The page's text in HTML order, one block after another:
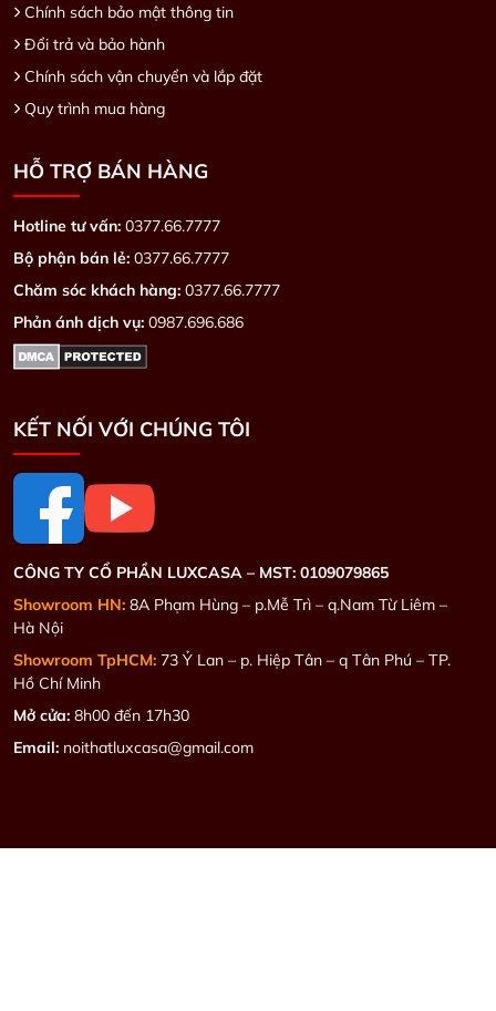
Chính sách bảo mật thông tin
Đổi trả và bảo hành
Chính sách vận chuyển và lắp đặt
Quy trình mua hàng
HỖ TRỢ BÁN HÀNG
Hotline tư vấn: 0377.66.7777
Bộ phận bán lẻ: 0377.66.7777
Chăm sóc khách hàng: 0377.66.7777
Phản ánh dịch vụ: 0987.696.686
KẾT NỐI VỚI CHÚNG TÔI
CÔNG TY CỔ PHẦN LUXCASA – MST: 0109079865
Showroom HN: 8A Phạm Hùng – p.Mễ Trì – q.Nam Từ Liêm –
Hà Nội
Showroom TpHCM: 73 Ỷ Lan – p. Hiệp Tân – q Tân Phú – TP.
Hồ Chí Minh
Mở cửa: 8h00 đến 17h30
Email: noithatluxcasa@gmail.com